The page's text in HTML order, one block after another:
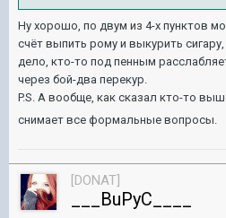
Ну хорошо, по двум из 4-х пунктов
счёт выпить рому и выкурить
дело, кто-то под пенным
через бой-два перекур.
P.S. А вообще, как сказал кто-то
снимает все формальные вопросы.
[DONAT]
___BuPyC____